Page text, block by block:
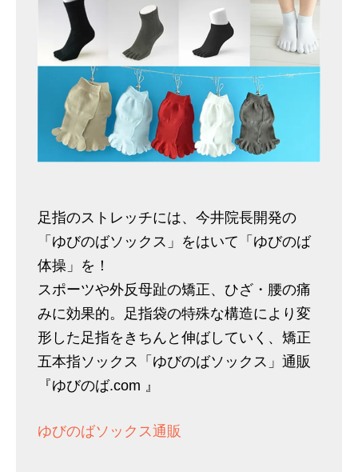
足指のストレッチには、今井院長開発の
「ゆびのばソックス」をはいて「ゆびのば
体操」を！
スポーツや外反母趾の矯正、ひざ・腰の痛
みに効果的。足指袋の特殊な構造により変
形した足指をきちんと伸ばしていく、矯正
五本指ソックス「ゆびのばソックス」通販
『ゆびのば.com 』
ゆびのばソックス通販